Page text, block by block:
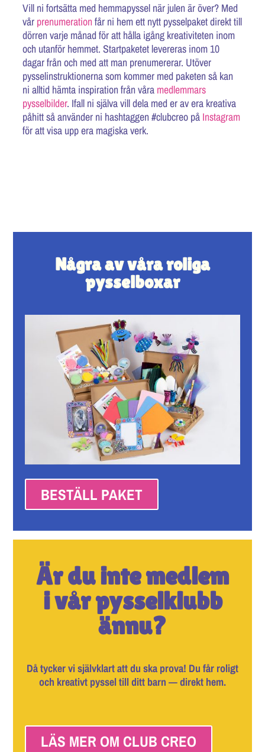
Vill ni fortsätta med hemmapyssel när julen är över? Med
vår prenumerationfår ni hem ett nytt pysselpaket direkt till
dörren varje månad för att hålla igång kreativiteten inom
och utanför hemmet. Startpaketet levereras inom 10
dagar från och med att man prenumererar. Utöver
pysselinstruktionerna som kommer med paketen så kan
ni alltid hämta inspiration från våra medlemmars
pysselbilder. Ifall ni själva vill dela med er av era kreativa
påhitt så använder ni hashtaggen #clubcreo på Instagram
för att visa upp era magiska verk.
Några av våra roliga
pysselboxar
BESTÄLL PAKET
Är du inte medlem
i vår pysselklubb
ännu?
Då tycker vi självklart att du ska prova! Du får roligt
och kreativt pyssel till ditt barn — direkt hem.
LÄS MER OM CLUB CREO